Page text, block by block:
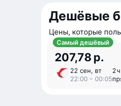
Дешёвые
Цены, которые
Самый дешёвый
207,78 р.
22 сен, вт
22:00 – 00:05
2